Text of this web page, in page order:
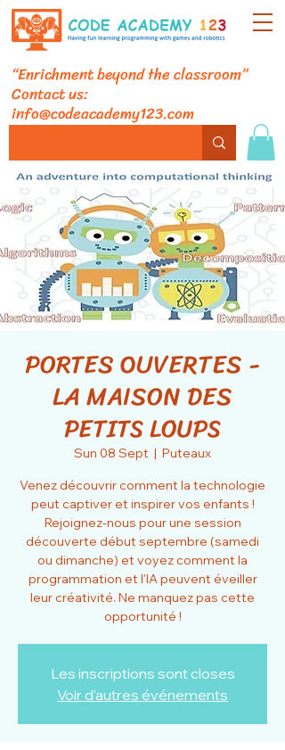
“Enrichment beyond the classroom”
Contact us:
info@codeacademy123.com
PORTES OUVERTES -
LA MAISON DES
PETITS LOUPS
Sun 08 Sept
  |
Puteaux
Venez découvrir comment la technologie
peut captiver et inspirer vos enfants !
Rejoignez-nous pour une session
découverte début septembre (samedi
ou dimanche) et voyez comment la
programmation et l'IA peuvent éveiller
leur créativité. Ne manquez pas cette
opportunité !
Les inscriptions sont closes
Voir d'autres événements